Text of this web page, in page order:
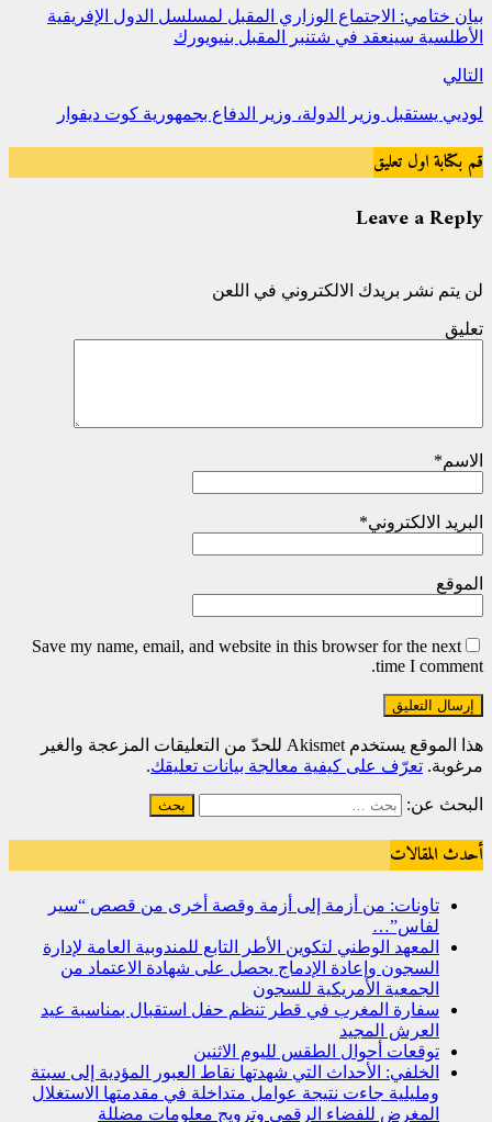
بيان ختامي: الاجتماع الوزاري المقبل لمسلسل الدول الإفريقية
الأطلسية سينعقد في شتنبر المقبل بنيويورك
التالي
لوديي يستقبل وزير الدولة، وزير الدفاع بجمهورية كوت ديفوار
قم بكتابة اول تعليق
Leave a Reply
لن يتم نشر بريدك الالكتروني في اللعن
تعليق
الاسم*
البريد الالكتروني*
الموقع
Save my name, email, and website in this browser for the next
time I comment.
هذا الموقع يستخدم Akismet للحدّ من التعليقات المزعجة والغير
مرغوبة. تعرّف على كيفية معالجة بيانات تعليقك.
البحث عن:
أحدث المقالات
تاونات: من أزمة إلى أزمة وقصة أخرى من قصص “سير
لفاس”…
المعهد الوطني لتكوين الأطر التابع للمندوبية العامة لإدارة
السجون وإعادة الإدماج يحصل على شهادة الاعتماد من
الجمعية الأمريكية للسجون
سفارة المغرب في قطر تنظم حفل استقبال بمناسبة عيد
العرش المجيد
توقعات أحوال الطقس لليوم الاثنين
الخلفي: الأحداث التي شهدتها نقاط العبور المؤدية إلى سبتة
ومليلية جاءت نتيجة عوامل متداخلة في مقدمتها الاستغلال
المغرض للفضاء الرقمي وترويج معلومات مضللة